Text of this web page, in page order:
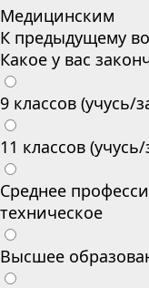
Медицинским
К предыдущему
Какое у вас
9 классов (учусь/
11 классов
Среднее
техническое
Высшее